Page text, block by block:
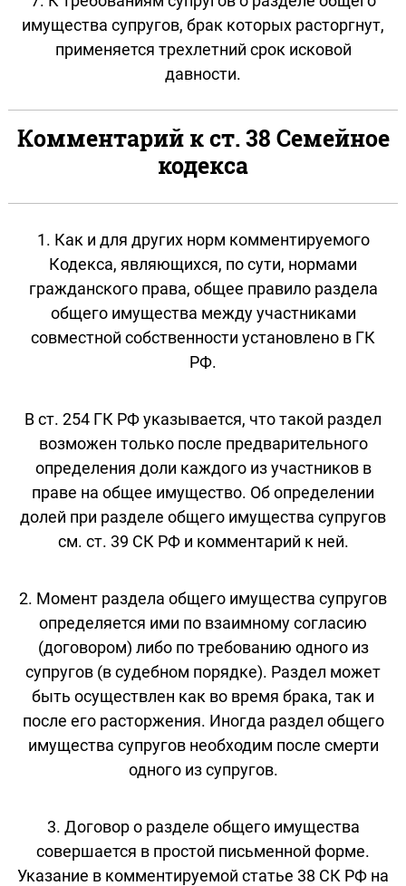
имущества супругов, брак которых расторгнут,
применяется трехлетний срок исковой
давности.
Комментарий к ст. 38 Семейное
кодекса
1. Как и для других норм комментируемого
Кодекса, являющихся, по сути, нормами
гражданского права, общее правило раздела
общего имущества между участниками
совместной собственности установлено в ГК
РФ.
В ст. 254 ГК РФ указывается, что такой раздел
возможен только после предварительного
определения доли каждого из участников в
праве на общее имущество. Об определении
долей при разделе общего имущества супругов
см. ст. 39 СК РФ и комментарий к ней.
2. Момент раздела общего имущества супругов
определяется ими по взаимному согласию
(договором) либо по требованию одного из
супругов (в судебном порядке). Раздел может
быть осуществлен как во время брака, так и
после его расторжения. Иногда раздел общего
имущества супругов необходим после смерти
одного из супругов.
3. Договор о разделе общего имущества
совершается в простой письменной форме.
Указание в комментируемой статье 38 СК РФ на